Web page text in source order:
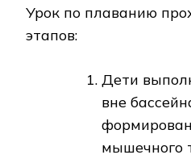
Урок по плаванию
этапов:
Дети
вне
мышечного